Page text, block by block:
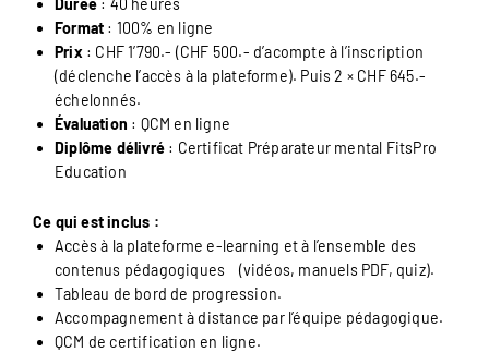
Format : 100% en ligne
Prix : CHF 1’790.- (CHF 500.- d’acompte à l’inscription
(déclenche l’accès à la plateforme). Puis 2 × CHF 645.-
échelonnés.
Évaluation : QCM en ligne
Diplôme délivré : Certificat Préparateur mental FitsPro
Education
Ce qui est inclus :
Accès à la plateforme e-learning et à l’ensemble des
contenus pédagogiques (vidéos, manuels PDF, quiz).
Tableau de bord de progression.
Accompagnement à distance par l’équipe pédagogique.
QCM de certification en ligne.